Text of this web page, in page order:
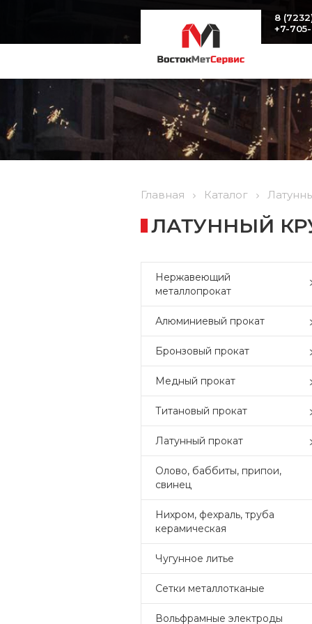
8
+7-
Главная Каталог
ЛАТУННЫЙ
Нержавеющий
металлопрокат
Алюминиевый прокат
Бронзовый прокат
Медный прокат
Титановый прокат
Латунный прокат
Олово, баббиты, припои,
свинец
Нихром, фехраль, труба
керамическая
Чугунное литье
Сетки металлотканые
Вольфрамные электроды